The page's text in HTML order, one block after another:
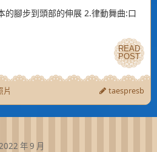
的腳步到頭部的伸展 2.律動舞曲:口
READ
POST
READ
POST
片 taespresb
年 9 月